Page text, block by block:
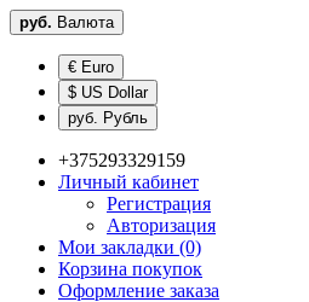
руб. Валюта
€ Euro
$ US Dollar
руб. Рубль
+375293329159
Личный кабинет
Регистрация
Авторизация
Мои закладки (0)
Корзина покупок
Оформление заказа